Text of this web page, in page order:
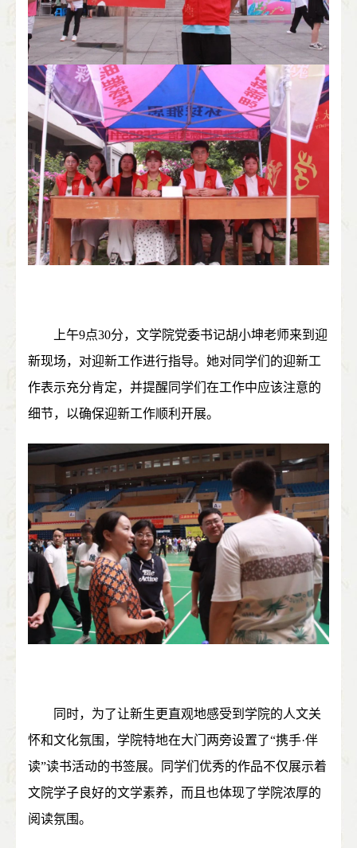
上午9点30分，文学院党委书记胡小坤老师来到迎
新现场，对迎新工作进行指导。她对同学们的迎新工
作表示充分肯定，并提醒同学们在工作中应该注意的
细节，以确保迎新工作顺利开展。
同时，为了让新生更直观地感受到学院的人文关
怀和文化氛围，学院特地在大门两旁设置了“携手·伴
读”读书活动的书签展。同学们优秀的作品不仅展示着
文院学子良好的文学素养，而且也体现了学院浓厚的
阅读氛围。